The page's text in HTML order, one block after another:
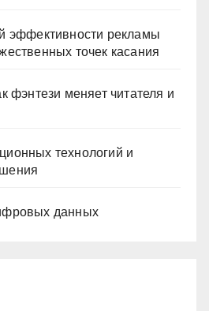
эффективности рекламы
точек касания
фэнтези меняет читателя и
технологий и
данных